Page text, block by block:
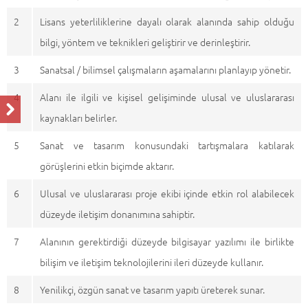
2
Lisans yeterliliklerine dayalı olarak alanında sahip olduğu
bilgi, yöntem ve teknikleri geliştirir ve derinleştirir.
3
Sanatsal / bilimsel çalışmaların aşamalarını planlayıp yönetir.
4
Alanı ile ilgili ve kişisel gelişiminde ulusal ve uluslararası
kaynakları belirler.
5
Sanat ve tasarım konusundaki tartışmalara katılarak
görüşlerini etkin biçimde aktarır.
6
Ulusal ve uluslararası proje ekibi içinde etkin rol alabilecek
düzeyde iletişim donanımına sahiptir.
7
Alanının gerektirdiği düzeyde bilgisayar yazılımı ile birlikte
bilişim ve iletişim teknolojilerini ileri düzeyde kullanır.
8
Yenilikçi, özgün sanat ve tasarım yapıtı üreterek sunar.